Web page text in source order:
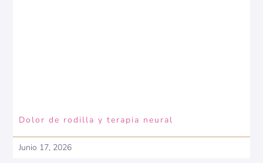
Dolor de rodilla y terapia neural
Junio 17, 2026